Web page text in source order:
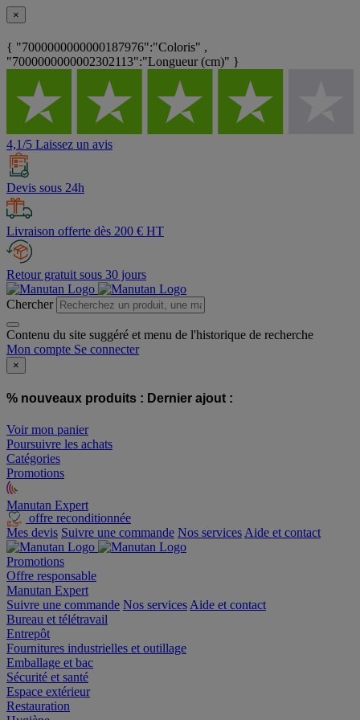
×
{ "7000000000000187976":"Coloris" ,
"7000000000002302113":"Longueur (cm)" }
4,1/5 Laissez un avis
Devis sous 24h
Livraison offerte dès 200 € HT
Retour gratuit sous 30 jours
Chercher
Contenu du site suggéré et menu de l'historique de recherche
Mon compte Se connecter
×
% nouveaux produits : Dernier ajout :
Voir mon panier
Poursuivre les achats
Catégories
Promotions
Manutan Expert
offre reconditionnée
Mes devis Suivre une commande Nos services Aide et contact
Promotions
Offre responsable
Manutan Expert
Suivre une commande Nos services Aide et contact
Bureau et télétravail
Entrepôt
Fournitures industrielles et outillage
Emballage et bac
Sécurité et santé
Espace extérieur
Restauration